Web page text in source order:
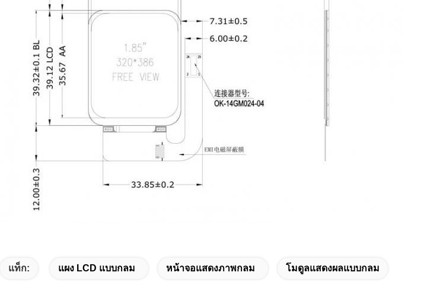
แท็ก: แผง LCD แบบกลม หน้าจอแสดงภาพกลม โมดูลแสดงผลแบบกลม